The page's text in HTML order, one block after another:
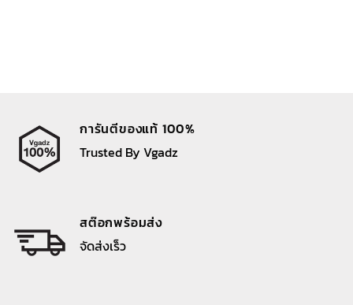
การันตีของแท้ 100%
Trusted By Vgadz
สต๊อกพร้อมส่ง
จัดส่งเร็ว